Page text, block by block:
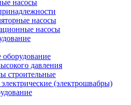
насосы
насосы
насосы
давления
строительные
(электрошвабры)